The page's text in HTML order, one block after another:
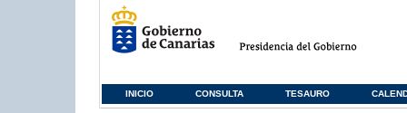
INICIO CONSULTA TESAURO